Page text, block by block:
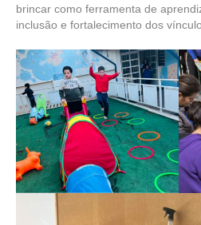
brincar como ferramenta de
inclusão e fortalecimento dos